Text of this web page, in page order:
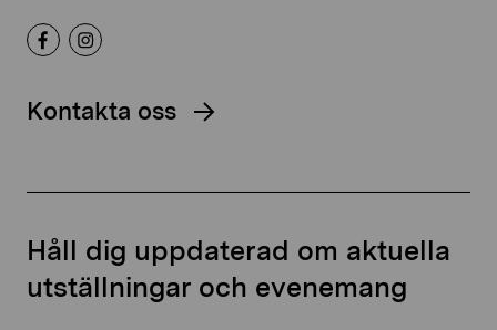
Kontakta oss
Håll dig uppdaterad om aktuella
utställningar och evenemang